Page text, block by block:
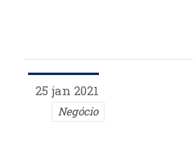
25 jan 2021
Negócio